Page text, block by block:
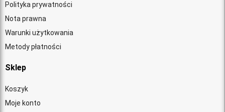
Polityka prywatności
Nota prawna
Warunki użytkowania
Metody płatności
Sklep
Koszyk
Moje konto